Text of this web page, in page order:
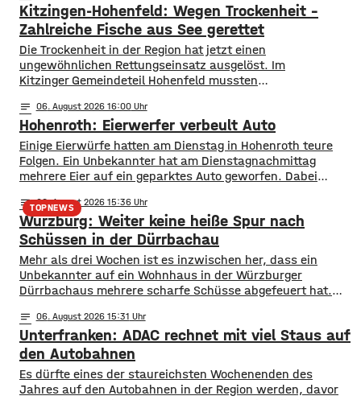
Kitzingen-Hohenfeld: Wegen Trockenheit –
Zahlreiche Fische aus See gerettet
​​Die Trockenheit in der Region hat jetzt einen
ungewöhnlichen Rettungseinsatz ausgelöst. Im
Kitzinger Gemeindeteil Hohenfeld mussten
bringen. ​Der Grund: Nach den heißen Tagen und den
trockenen Wochen zuvor drohte ein gefährlicher
Sauerstoffmangel im Wasser. Um zu verhindern,
dass Fische sterben, rückten Fachleute an. Mit
Gummistiefeln und Spezialausrüstung fischten sie den See
am Donnerstag nach und nach leer. Die geretteten Fische
wurden
notes 06. August 2026 16:00
Hohenroth: Eierwerfer verbeult Auto
Einige Eierwürfe hatten am Dienstag in Hohenroth teure
Folgen. Ein Unbekannter hat am Dienstagnachmittag
mehrere Eier auf ein geparktes Auto geworfen. Dabei
Sachschaden von mehreren hundert Euro entstand. Die
Polizei Bad Neustadt sucht jetzt nach möglichen Zeugen
der Wurfaktion. Ob bei der Tat Eier zu Bruch gingen
TOPNEWS
notes 06. August 2026 15:36
Würzburg: Weiter keine heiße Spur nach
Schüssen in der Dürrbachau
Mehr als drei Wochen ist es inzwischen her, dass ein
Unbekannter auf ein Wohnhaus in der Würzburger
Dürrbachaus mehrere scharfe Schüsse abgefeuert hat.
fehlt den Ermittlern offenbar eine heiße Spur. Eine
Großfahndung am Abend der Tat war erfolglos geblieben,
auch eine Anwohnerbefragung brachte offenbar keinen
Durchbruch.
notes 06. August 2026 15:31
Unterfranken: ADAC rechnet mit viel Staus auf
den Autobahnen
Es dürfte eines der staureichsten Wochenenden des
Jahres auf den Autobahnen in der Region werden, davor